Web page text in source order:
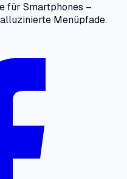
für Smartphones –
Menüpfade.